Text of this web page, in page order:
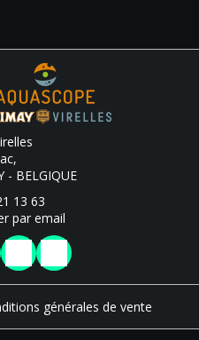
- BELGIQUE
13 63
par email
générales de vente